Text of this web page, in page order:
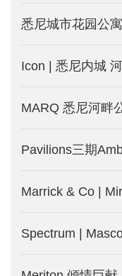
悉尼城市花园公
MARQ 悉尼河畔
Marrick & Co |
Spectrum |